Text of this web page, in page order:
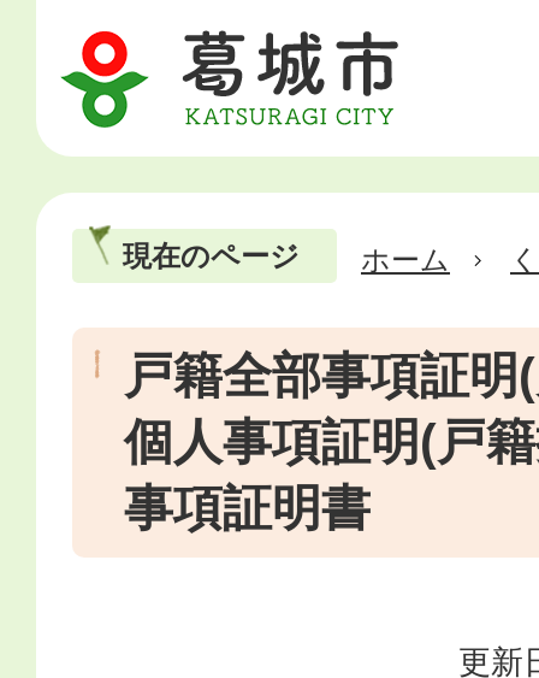
現在のページ ホーム
戸籍全部事項証明
個人事項証明(戸
事項証明書
更新